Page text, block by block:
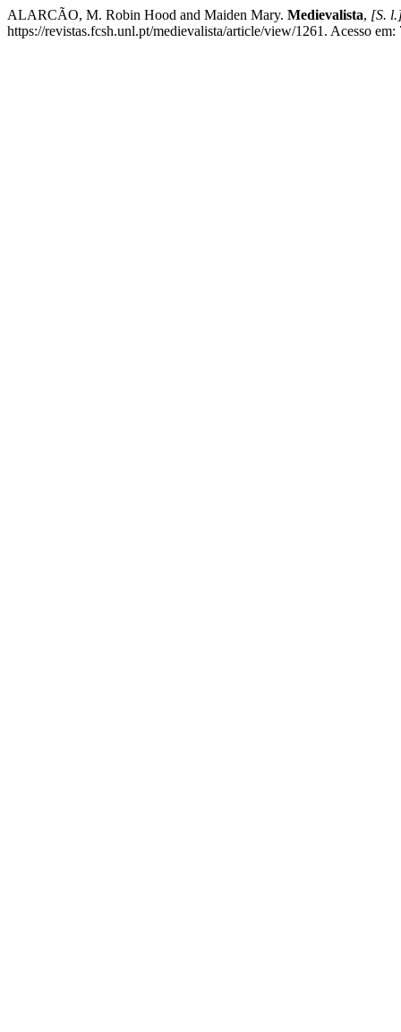
ALARCÃO, M. Robin Hood and Maiden Mary. Medievalista, [S.
https://revistas.fcsh.unl.pt/medievalista/article/view/1261. Acesso em: